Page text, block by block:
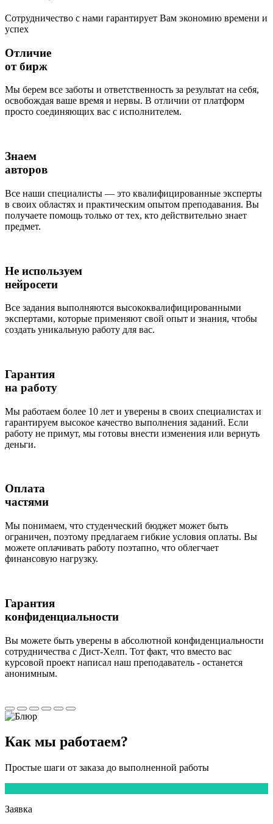
Сотрудничество с нами гарантирует Вам экономию времени и
успех
Отличие
от бирж
Мы берем все заботы и ответственность за результат на себя,
освобождая ваше время и нервы. В отличии от платформ
просто соединяющих вас с исполнителем.
Знаем
авторов
Все наши специалисты — это квалифицированные эксперты
в своих областях и практическим опытом преподавания. Вы
получаете помощь только от тех, кто действительно знает
предмет.
Не используем
нейросети
Все задания выполняются высококвалифицированными
экспертами, которые применяют свой опыт и знания, чтобы
создать уникальную работу для вас.
Гарантия
на работу
Мы работаем более 10 лет и уверены в своих специалистах и
гарантируем высокое качество выполнения заданий. Если
работу не примут, мы готовы внести изменения или вернуть
деньги.
Оплата
частями
Мы понимаем, что студенческий бюджет может быть
ограничен, поэтому предлагаем гибкие условия оплаты. Вы
можете оплачивать работу поэтапно, что облегчает
финансовую нагрузку.
Гарантия
конфиденциальности
Вы можете быть уверены в абсолютной конфиденциальности
сотрудничества с Дист-Хелп. Тот факт, что вместо вас
курсовой проект написал наш преподаватель - останется
анонимным.
Как мы работаем?
Простые шаги от заказа до выполненной работы
Заявка